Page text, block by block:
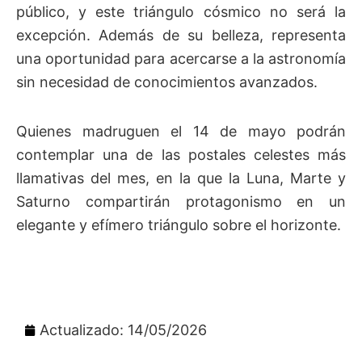
público, y este triángulo cósmico no será la
excepción. Además de su belleza, representa
una oportunidad para acercarse a la astronomía
sin necesidad de conocimientos avanzados.
Quienes madruguen el 14 de mayo podrán
contemplar una de las postales celestes más
llamativas del mes, en la que la Luna, Marte y
Saturno compartirán protagonismo en un
elegante y efímero triángulo sobre el horizonte.
Actualizado: 14/05/2026